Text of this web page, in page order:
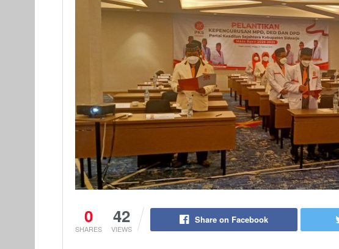
0
SHARES
42
VIEWS
Share on Facebook